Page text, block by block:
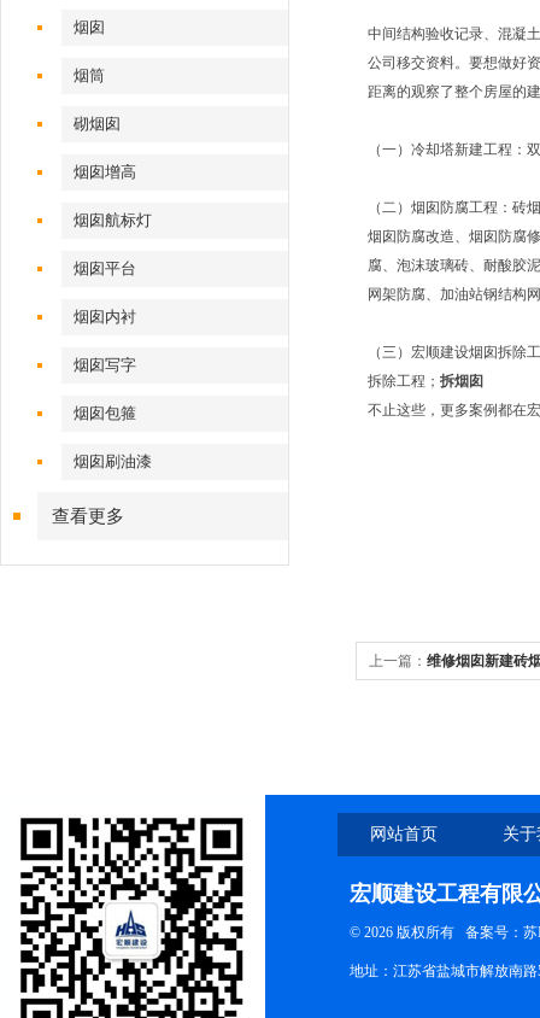
烟囱
烟筒
砌烟囱
烟囱增高
烟囱航标灯
烟囱平台
烟囱内衬
烟囱写字
烟囱包箍
烟囱刷油漆
查看更多
中间结构验收记录、混凝
公司移交资料。要想做好
距离的观察了整个房屋的
（一）冷却塔新建工程：
（二）烟囱防腐工程：砖
烟囱防腐改造、烟囱防腐
腐、泡沫玻璃砖、耐酸胶
网架防腐、加油站钢结构
（三 ）宏顺建设烟囱拆除
拆除工程； 拆烟囱
不止这些，更多案例都在
上一篇： 维修烟囱新建砖
网站首页 关
宏顺建设工程有限
© 2026 版权所有 备案号：苏
地址：江苏省盐城市解放南